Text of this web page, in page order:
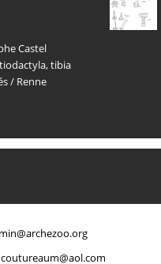
Castel
,tibia
/ Renne
coutureaum@aol.com